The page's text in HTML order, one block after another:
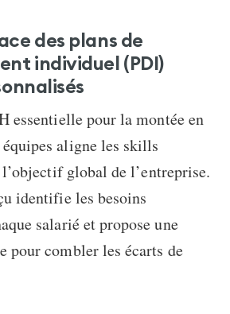
des plans de
individuel (PDI)
essentielle pour la montée en
équipes aligne les skills
global de l’entreprise.
identifie les besoins
salarié et propose une
pour combler les écarts de